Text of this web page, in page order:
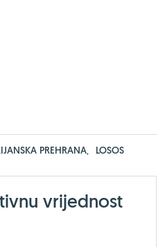
PREHRANA, LOSOS
vrijednost